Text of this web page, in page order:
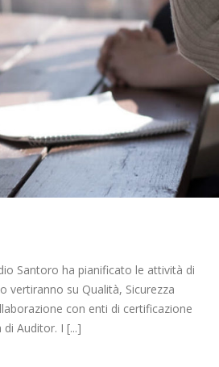
Santoro ha pianificato le attività di
vertiranno su Qualità, Sicurezza
con enti di certificazione
Auditor. I [...]